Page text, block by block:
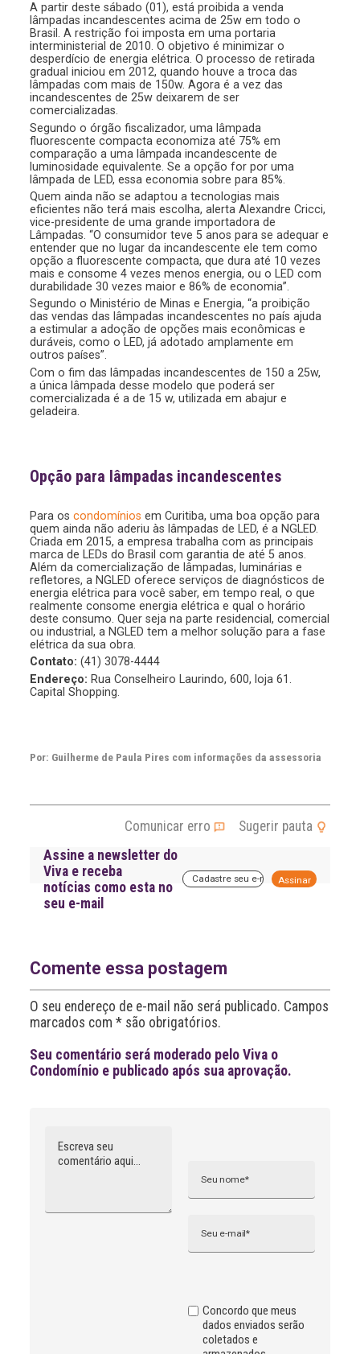
A partir deste sábado (01), está proibida a venda
lâmpadas incandescentes acima de 25w em todo o
Brasil. A restrição foi imposta em uma portaria
interministerial de 2010. O objetivo é minimizar o
desperdício de energia elétrica. O processo de retirada
gradual iniciou em 2012, quando houve a troca das
lâmpadas com mais de 150w. Agora é a vez das
incandescentes de 25w deixarem de ser
comercializadas.
Segundo o órgão fiscalizador, uma lâmpada
fluorescente compacta economiza até 75% em
comparação a uma lâmpada incandescente de
luminosidade equivalente. Se a opção for por uma
lâmpada de LED, essa economia sobre para 85%.
Quem ainda não se adaptou a tecnologias mais
eficientes não terá mais escolha, alerta Alexandre Cricci,
vice-presidente de uma grande importadora de
Lâmpadas. “O consumidor teve 5 anos para se adequar e
entender que no lugar da incandescente ele tem como
opção a fluorescente compacta, que dura até 10 vezes
mais e consome 4 vezes menos energia, ou o LED com
durabilidade 30 vezes maior e 86% de economia”.
Segundo o Ministério de Minas e Energia, “a proibição
das vendas das lâmpadas incandescentes no país ajuda
a estimular a adoção de opções mais econômicas e
duráveis, como o LED, já adotado amplamente em
outros países”.
Com o fim das lâmpadas incandescentes de 150 a 25w,
a única lâmpada desse modelo que poderá ser
comercializada é a de 15 w, utilizada em abajur e
geladeira.
Opção para lâmpadas incandescentes
Para oscondomíniosem Curitiba, uma boa opção para
quem ainda não aderiu às lâmpadas de LED, é a NGLED.
Criada em 2015, a empresa trabalha com as principais
marca de LEDs do Brasil com garantia de até 5 anos.
Além da comercialização de lâmpadas, luminárias e
refletores, a NGLED oferece serviços de diagnósticos de
energia elétrica para você saber, em tempo real, o que
realmente consome energia elétrica e qual o horário
deste consumo. Quer seja na parte residencial, comercial
ou industrial, a NGLED tem a melhor solução para a fase
elétrica da sua obra.
Contato:(41) 3078-4444
Endereço: Rua Conselheiro Laurindo, 600, loja 61.
Capital Shopping.
Por: Guilherme de Paula Pires com informações da assessoria
Comunicar erro
Sugerir pauta
Assine a newsletter do
Viva e receba
notícias como esta no
seu e-mail
i
v
Comente essa postagem
O seu endereço de e-mail não será publicado. Campos
marcados com * são obrigatórios.
Seu comentário será moderado pelo Viva o
Condomínio e publicado após sua aprovação.
Concordo que meus
dados enviados serão
coletados e
n